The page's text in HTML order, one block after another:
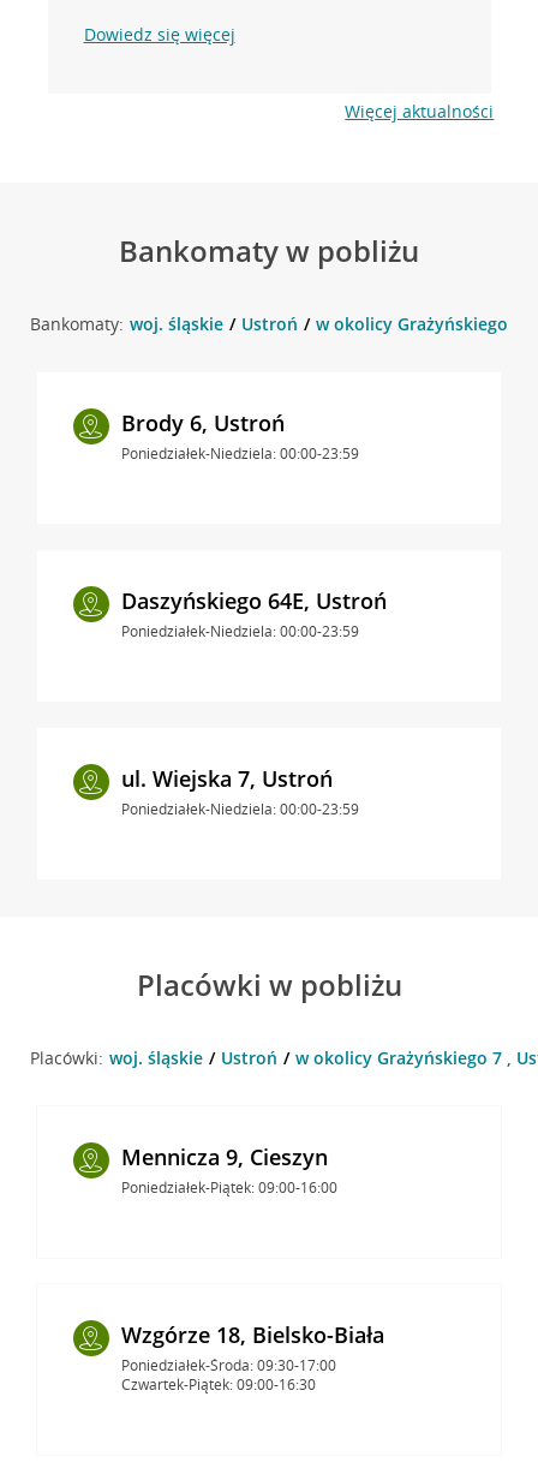
Dowiedz się więcej
Więcej aktualności
Bankomaty w pobliżu
Bankomaty: woj. śląskie Ustroń w okolicy Grażyńskiego 7
Brody 6, Ustroń
Poniedziałek-Niedziela: 00:00-23:59
Daszyńskiego 64E, Ustroń
Poniedziałek-Niedziela: 00:00-23:59
ul. Wiejska 7, Ustroń
Poniedziałek-Niedziela: 00:00-23:59
Placówki w pobliżu
Placówki: woj. śląskie Ustroń w okolicy Grażyńskiego 7 ,
Mennicza 9, Cieszyn
Poniedziałek-Piątek: 09:00-16:00
Wzgórze 18, Bielsko-Biała
Poniedziałek-Środa: 09:30-17:00
Czwartek-Piątek: 09:00-16:30